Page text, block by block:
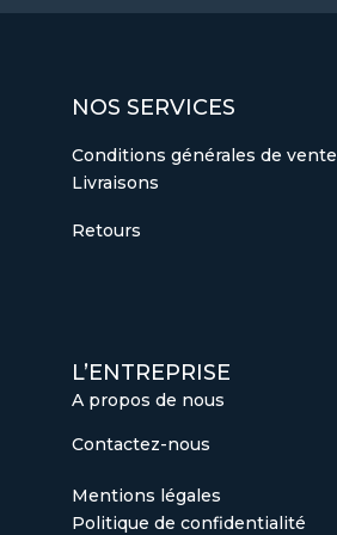
Conditions générales de vente
Livraisons
NOS SERVICES
Retours
Contactez-nous
A propos de nous
L’ENTREPRISE
Mentions légales
Politique de confidentialité